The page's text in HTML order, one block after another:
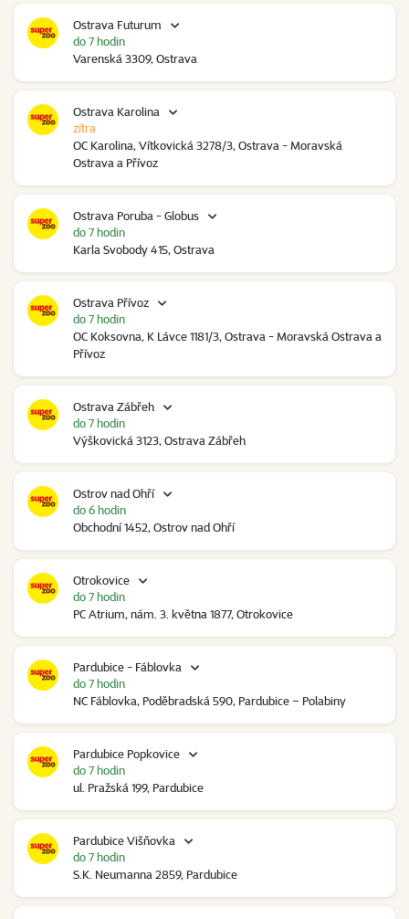
Ostrava Futurum
Varenská 3309, Ostrava
do 7 hodin
Ostrava Karolina
OC Karolina, Vítkovická 3278/3, Ostrava - Moravská
Ostrava a Přívoz
zítra
Ostrava Poruba - Globus
Karla Svobody 415, Ostrava
do 7 hodin
Ostrava Přívoz
OC Koksovna, K Lávce 1181/3, Ostrava - Moravská Ostrava a
Přívoz
do 7 hodin
Ostrava Zábřeh
Výškovická 3123, Ostrava Zábřeh
do 7 hodin
Ostrov nad Ohří
Obchodní 1452, Ostrov nad Ohří
do 6 hodin
Otrokovice
PC Atrium, nám. 3. května 1877, Otrokovice
do 7 hodin
Pardubice - Fáblovka
NC Fáblovka, Poděbradská 590, Pardubice – Polabiny
do 7 hodin
Pardubice Popkovice
ul. Pražská 199, Pardubice
do 7 hodin
Pardubice Višňovka
S.K. Neumanna 2859, Pardubice
do 7 hodin